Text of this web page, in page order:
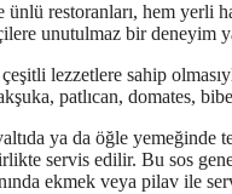
restoranları, hem yerli
unutulmaz bir deneyim
lezzetlere sahip
patlıcan, domates,
ya da öğle yemeğinde
servis edilir. Bu sos
ekmek veya pilav ile